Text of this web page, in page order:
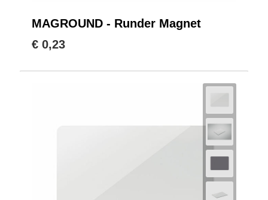
MAGROUND - Runder Magnet
€ 0,23